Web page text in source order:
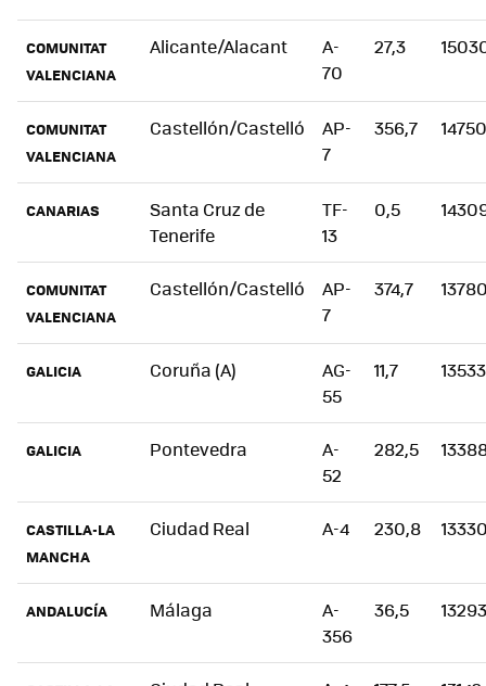
COMUNITAT
VALENCIANA
Alicante/Alacant
A-
70
27,3
COMUNITAT
VALENCIANA
Castellón/Castelló
AP-
7
356,7 14750
CANARIAS
Santa Cruz de
Tenerife
TF-
13
0,5
COMUNITAT
VALENCIANA
Castellón/Castelló
AP-
7
374,7
GALICIA Coruña (A)
AG-
55
11,7 13533
GALICIA Pontevedra
A-
52
282,5
CASTILLA-LA
MANCHA
Ciudad Real A-4 230,8
ANDALUCÍA Málaga
A-
356
36,5 13293